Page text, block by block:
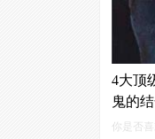
4大顶
鬼的
你是否